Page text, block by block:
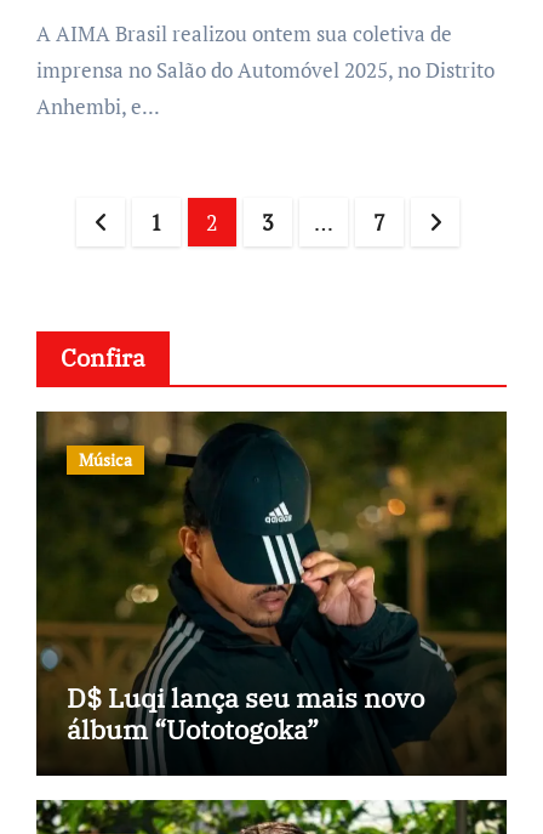
A AIMA Brasil realizou ontem sua coletiva de
imprensa no Salão do Automóvel 2025, no Distrito
Anhembi, e...
Posts
1 2 3 … 7
Confira
Música
D$ Luqi lança seu mais novo
álbum “Uototogoka”